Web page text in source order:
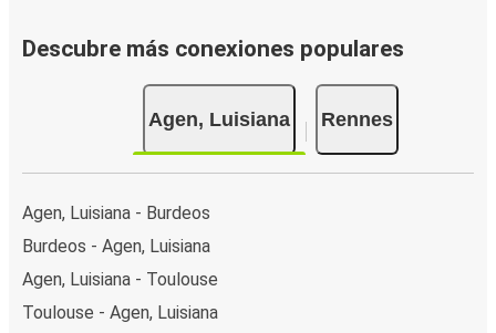
Descubre más conexiones populares
Agen, Luisiana Rennes
Agen, Luisiana - Burdeos
Burdeos - Agen, Luisiana
Agen, Luisiana - Toulouse
Toulouse - Agen, Luisiana